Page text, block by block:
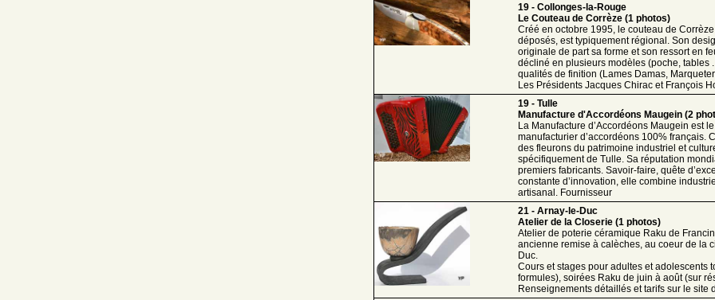
19 - Collonges-la-Rouge
Le Couteau de Corrèze (1 photos)
Créé en octobre 1995, le couteau de
déposés, est typiquement régional. Son
originale de part sa forme et son ressort en
décliné en plusieurs modèles (poche, tables
qualités de finition (Lames Damas,
Les Présidents Jacques Chirac et François
19 - Tulle
Manufacture d'Accordéons Maugein (2
La Manufacture d’Accordéons Maugein est
manufacturier d’accordéons 100% français.
des fleurons du patrimoine industriel et
spécifiquement de Tulle. Sa réputation
premiers fabricants. Savoir-faire, quête
constante d’innovation, elle combine
artisanal. Fournisseur
21 - Arnay-le-Duc
Atelier de la Closerie (1 photos)
Atelier de poterie céramique Raku de
ancienne remise à calèches, au coeur de la
Duc.
Cours et stages pour adultes et adolescents
formules), soirées Raku de juin à août (sur
Renseignements détaillés et tarifs sur le site